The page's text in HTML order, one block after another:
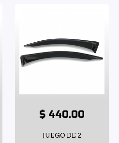
$ 440.00
JUEGO DE 2